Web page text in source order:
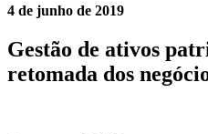
4 de junho de 2019
Gestão de ativos
retomada dos